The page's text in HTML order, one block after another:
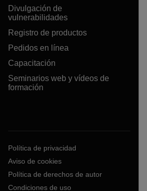
Divulgación de
vulnerabilidades
Registro de productos
Pedidos en línea
Capacitación
Seminarios web y vídeos de
formación
Política de privacidad
Aviso de cookies
Política de derechos de autor
Condiciones de uso